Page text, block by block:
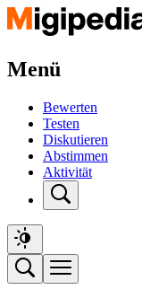
Menü
Bewerten
Testen
Diskutieren
Abstimmen
Aktivität